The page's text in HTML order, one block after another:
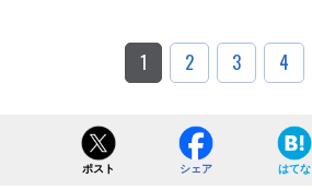
1 2 3 4
ポスト シェア はてな